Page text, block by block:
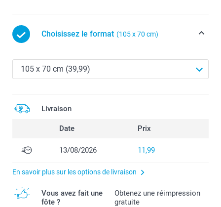
Choisissez le format (105 x 70 cm)
Livraison
Date Prix
13/08/2026 11,99
En savoir plus sur les options de livraison
Vous avez fait une
fôte ?
Obtenez une réimpression
gratuite